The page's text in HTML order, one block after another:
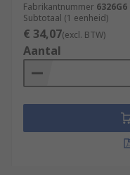
Fabrikantnummer 6326G6
Subtotaal (1 eenheid)
€ 34,07(excl. BTW)
Aantal